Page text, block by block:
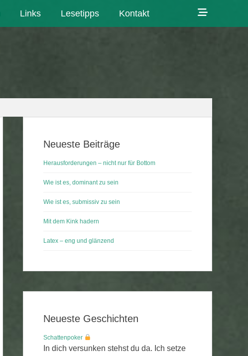
Links Lesetipps Kontakt
Show
Header
Neueste Beiträge
Herausforderungen – nicht nur für Bottom
Wie ist es, dominant zu sein
Wie ist es, submissiv zu sein
Mit dem Kink hadern
Latex – eng und glänzend
Neueste Geschichten
Schattenpoker
In dich versunken stehst du da. Ich setze